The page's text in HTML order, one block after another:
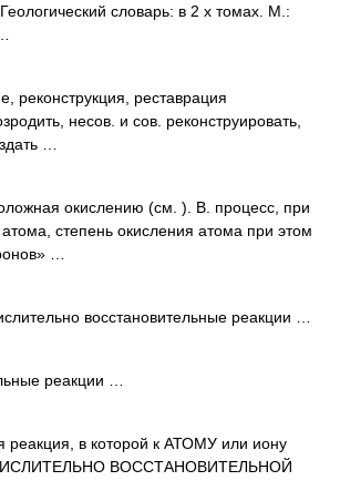
словарь: в 2 х томах. М.:
реставрация
несов. и сов. реконструировать,
…
окислению (см. ). В. процесс, при
степень окисления атома при этом
…
восстановительные реакции …
реакции …
в которой к АТОМУ или иону
ОКИСЛИТЕЛЬНО ВОССТАНОВИТЕЛЬНОЙ